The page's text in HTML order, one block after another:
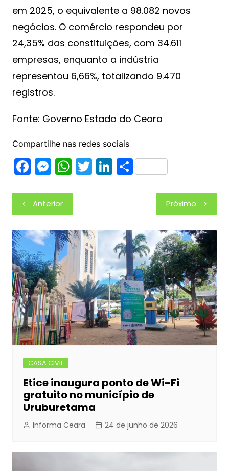
em 2025, o equivalente a 98.082 novos
negócios. O comércio respondeu por
24,35% das constituições, com 34.611
empresas, enquanto a indústria
representou 6,66%, totalizando 9.470
registros.
Fonte: Governo Estado do Ceara
Compartilhe nas redes sociais
F
c
e
b
o
o
k
M
s
s
e
n
g
er
W
at
s
A
p
p
T Li
dI
n
S
Navegação
de
Post
Anterior Próximo
CASA CIVIL
Etice inaugura ponto de Wi-Fi
gratuito no município de
Uruburetama
Informa Ceara 24 de junho de 2026